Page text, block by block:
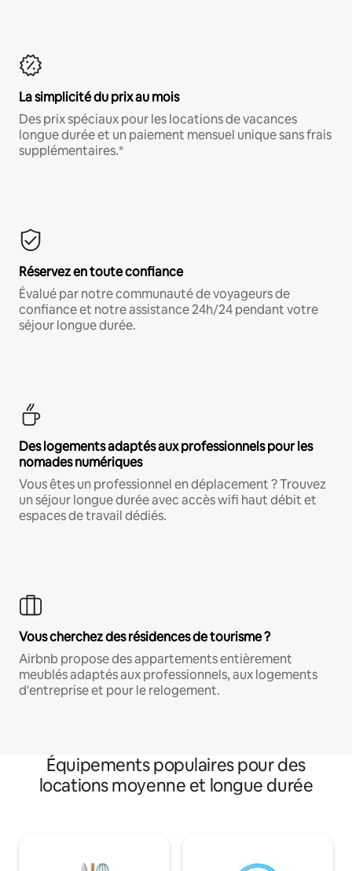
La simplicité du prix au mois
Des prix spéciaux pour les locations de vacances
longue durée et un paiement mensuel unique sans frais
supplémentaires.*
Réservez en toute confiance
Évalué par notre communauté de voyageurs de
confiance et notre assistance 24h/24 pendant votre
séjour longue durée.
Des logements adaptés aux professionnels pour les
nomades numériques
Vous êtes un professionnel en déplacement ? Trouvez
un séjour longue durée avec accès wifi haut débit et
espaces de travail dédiés.
Vous cherchez des résidences de tourisme ?
Airbnb propose des appartements entièrement
meublés adaptés aux professionnels, aux logements
d'entreprise et pour le relogement.
Équipements populaires pour des
locations moyenne et longue durée